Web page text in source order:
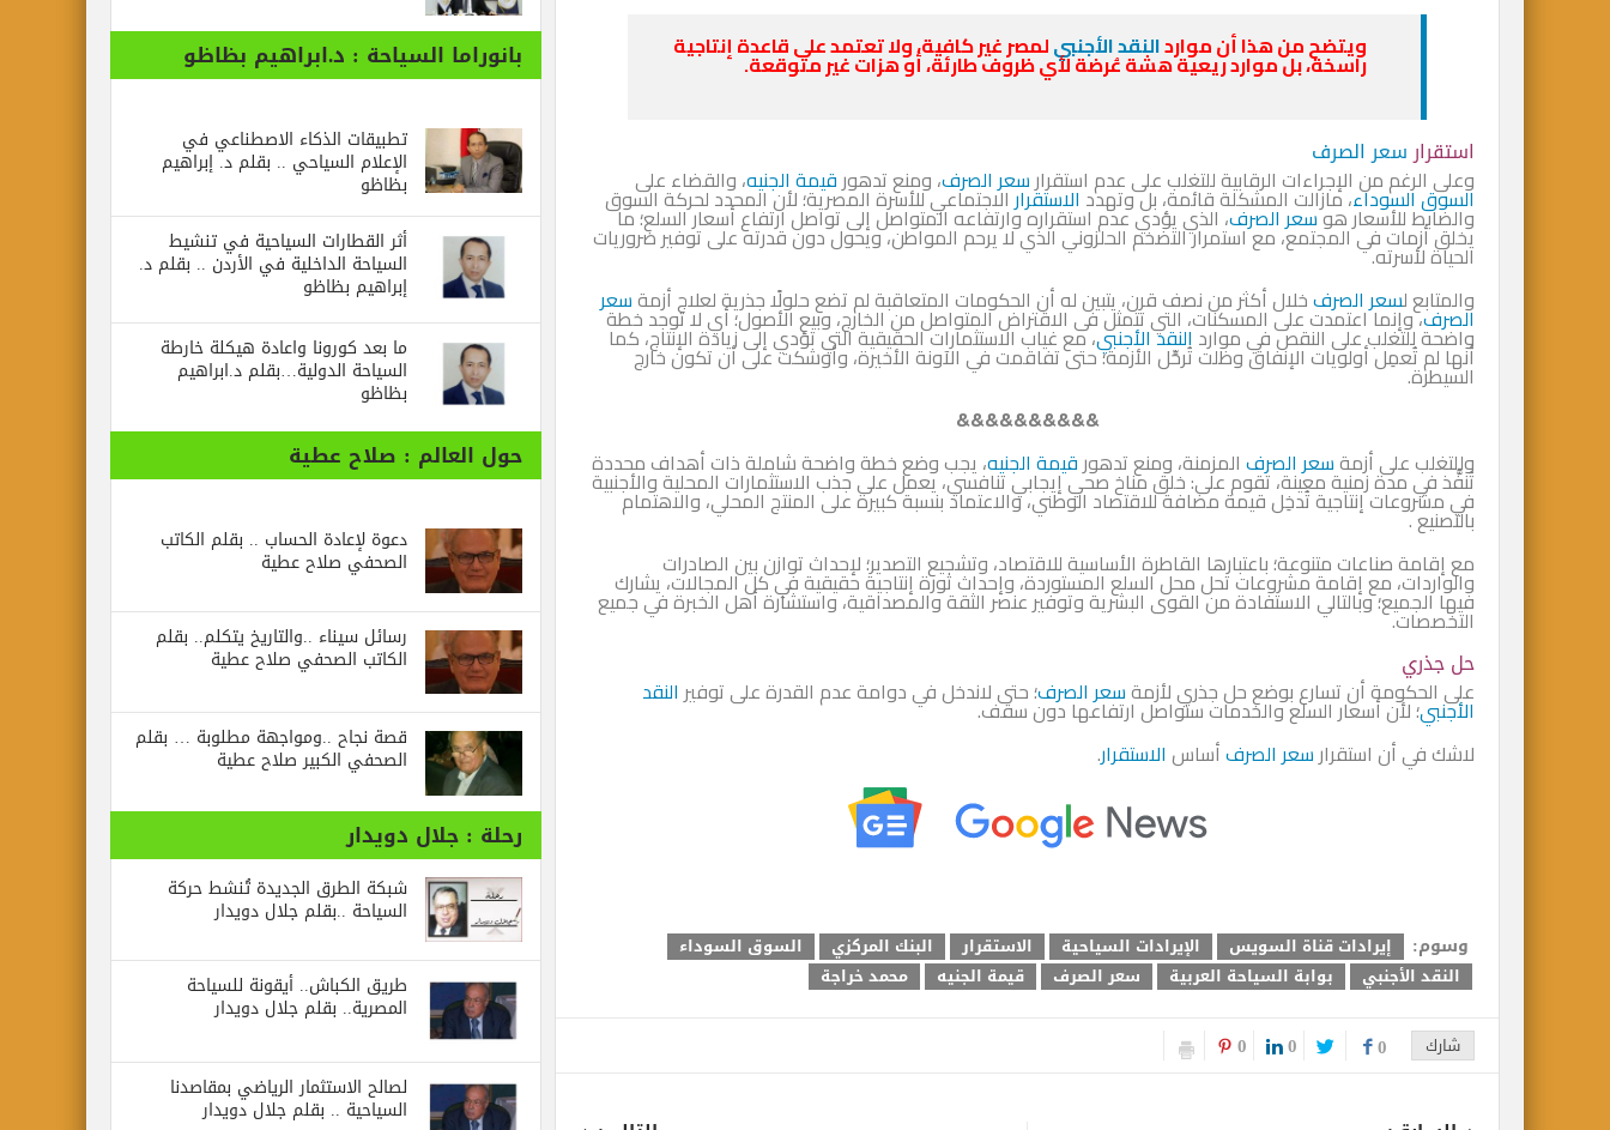
ويتضح من هذا أن مواردالنقد الأجنبيلمصر غير كافية، ولا تعتمد على قاعدة إنتاجية
راسخة، بل موارد ريعية هشة عُرضة لأي ظروف طارئة، أو هزات غير متوقعة.
استقرارسعر الصرف
وعلى الرغم من الإجراءات الرقابية للتغلب على عدم استقرارسعر الصرف، ومنع تدهورقيمة الجنيه، والقضاء على
السوق السوداء، مازالت المشكلة قائمة، بل وتهددالاستقرارالاجتماعي للأسرة المصرية؛ لأن المحدد لحركة السوق
والضابط للأسعار هوسعر الصرف، الذي يؤدي عدم استقراره وارتفاعه المتواصل إلى تواصل ارتفاع أسعار السلع؛ ما
يخلق أزمات في المجتمع، مع استمرار التضخم الحلزوني الذي لا يرحم المواطن، ويحول دون قدرته على توفير ضروريات
الحياة لأسرته.
والمتابع لسعر الصرفخلال أكثر من نصف قرن، يتبين له أن الحكومات المتعاقبة لم تضع حلولًا جذرية لعلاج أزمةسعر
الصرف، وإنما اعتمدت على المسكنات، التي تتمثل فى الاقتراض المتواصل من الخارج، وبيع الأصول؛ أي لا توجد خطة
واضحة للتغلب على النقص في مواردالنقد الأجنبي، مع غياب الاستثمارات الحقيقية التي تؤدي إلى زيادة الإنتاج، كما
أنها لم تُعمِل أولويات الإنفاق وظلت تُرحِّل الأزمة؛ حتى تفاقمت في الآونة الأخيرة، وأوشكت على أن تكون خارج
السيطرة.
&&&&&&&&&&
وللتغلب على أزمةسعر الصرف المزمنة، ومنع تدهورقيمة الجنيه، يجب وضع خطة واضحة شاملة ذات أهداف محددة
تُنفَّذ في مدة زمنية معينة، تقوم على: خلق مناخ صحي إيجابي تنافسي، يعمل على جذب الاستثمارات المحلية والأجنبية
في مشروعات إنتاجية تُدخِل قيمة مضافة للاقتصاد الوطني، والاعتماد بنسبة كبيرة على المنتج المحلي، والاهتمام
بالتصنيع .
مع إقامة صناعات متنوعة؛ باعتبارها القاطرة الأساسية للاقتصاد، وتشجيع التصدير؛ لإحداث توازن بين الصادرات
والواردات، مع إقامة مشروعات تحل محل السلع المستوردة، وإحداث ثورة إنتاجية حقيقية في كل المجالات، يشارك
فيها الجميع؛ وبالتالي الاستفادة من القوى البشرية وتوفير عنصر الثقة والمصداقية، واستشارة أهل الخبرة في جميع
التخصصات.
حل جذري
على الحكومة أن تسارع بوضع حل جذري لأزمةسعر الصرف؛ حتى لاندخل في دوامة عدم القدرة على توفيرالنقد
الأجنبي؛ لأن أسعار السلع والخدمات ستواصل ارتفاعها دون سقف.
لاشك في أن استقرارسعر الصرفأساس الاستقرار.
وسوم: إيرادات قناة السويس الإيرادات السياحية الاستقرار البنك المركزي
السوق السوداء
النقد الأجنبي
بوابة السياحة العربية سعر الصرف قيمة الجنيه محمد خراجة
شارك 0
0
0
بانوراما السياحة : د.ابراهيم بظاظو
تطبيقات الذكاء الاصطناعي في
الإعلام السياحي .. بقلم د. إبراهيم
بظاظو
أثر القطارات السياحية في تنشيط
السياحة الداخلية في الأردن .. بقلم د.
إبراهيم بظاظو
ما بعد كورونا واعادة هيكلة خارطة
السياحة الدولية…بقلم د.ابراهيم
بظاظو
حول العالم : صلاح عطية
دعوة لإعادة الحساب .. بقلم الكاتب
الصحفي صلاح عطية
رسائل‭ ‬سيناء‭.. ‬والتاريخ‭ ‬يتكلم.. بقلم
الكاتب الصحفي صلاح عطية
قصة نجاح ..ومواجهة مطلوبة … بقلم
الصحفي الكبير صلاح عطية
رحلة : جلال دويدار
شبكة الطرق الجديدة تُنشط حركة
السياحة ..بقلم جلال دويدار
طريق الكباش.. أيقونة للسياحة
المصرية.. بقلم جلال دويدار
لصالح الاستثمار الرياضي بمقاصدنا
السياحية .. بقلم جلال دويدار